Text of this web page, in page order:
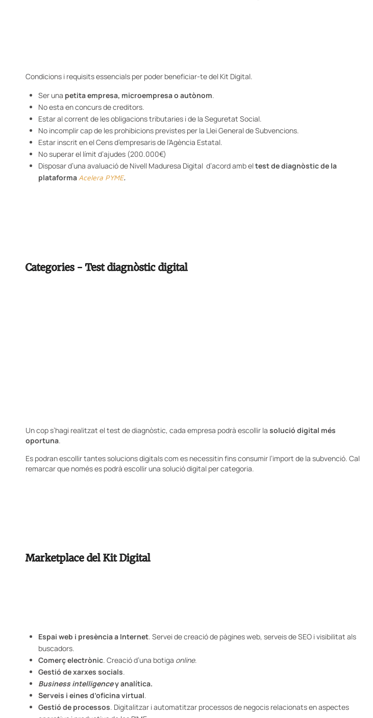
Condicions i requisits essencials per poder beneficiar-te del Kit Digital.
Ser una petita empresa, microempresa o autònom.
No esta en concurs de creditors.
Estar al corrent de les obligacions tributaries i de la Seguretat Social.
No incomplir cap de les prohibicions previstes per la Llei General de Subvencions.
Estar inscrit en el Cens d’empresaris de l’Agència Estatal.
No superar el límit d’ajudes (200.000€)
Disposar d’una avaluació de Nivell Maduresa Digital d’acord amb eltest de diagnòstic de la
plataforma Acelera PYME.
Categories - Test diagnòstic digital
Un cop s’hagi realitzat el test de diagnòstic, cada empresa podrà escollir la solució digital més
oportuna.
Es podran escollir tantes solucions digitals com es necessitin fins consumir l’import de la subvenció. Cal
remarcar que només es podrà escollir una solució digital per categoria.
Marketplace del Kit Digital
Espai web i presència a Internet. Servei de creació de pàgines web, serveis de SEO i visibilitat als
buscadors.
Comerç electrònic. Creació d’una botiga online.
Gestió de xarxes socials.
Business intelligencey analítica.
Serveis i eines d’oficina virtual.
Gestió de processos. Digitalitzar i automatitzar processos de negocis relacionats en aspectes